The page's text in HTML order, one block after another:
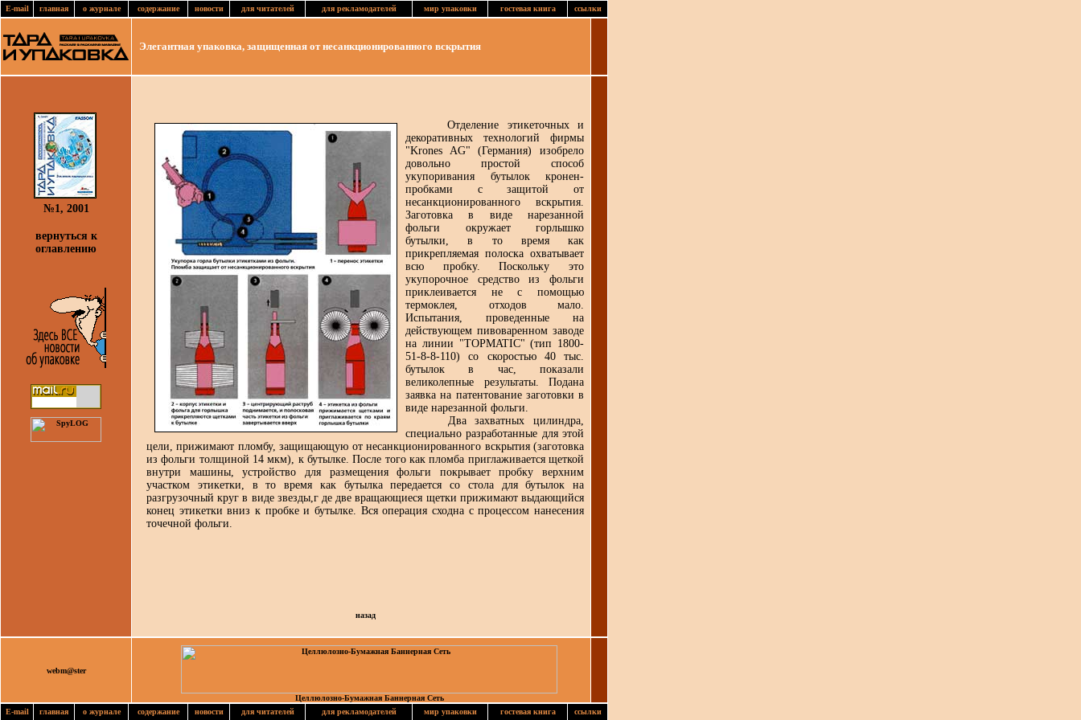
E-mail главная о журнале содержание новости для читателей для рекламодателей мир упаковки гостевая книга ссылки
Элегантная упаковка, защищенная от несанкционированного вскрытия
№1, 2001
вернуться к
оглавлению
Отделение этикеточных и
декоративных технологий фирмы
"Krones AG" (Германия) изобрело
довольно простой способ
укупоривания бутылок кронен-
пробками с защитой от
несанкционированного вскрытия.
Заготовка в виде нарезанной
фольги окружает горлышко
бутылки, в то время как
прикрепляемая полоска охватывает
всю пробку. Поскольку это
укупорочное средство из фольги
приклеивается не с помощью
термоклея, отходов мало.
Испытания, проведенные на
действующем пивоваренном заводе
на линии "ТOPMATIC" (тип 1800-
51-8-8-110) со скоростью 40 тыс.
бутылок в час, показали
великолепные результаты. Подана
заявка на патентование заготовки в
виде нарезанной фольги.
Два захватных цилиндра,
специально разработанные для этой
цели, прижимают пломбу, защищающую от несанкционированного вскрытия (заготовка
из фольги толщиной 14 мкм), к бутылке. После того как пломба приглаживается щеткой
внутри машины, устройство для размещения фольги покрывает пробку верхним
участком этикетки, в то время как бутылка передается со стола для бутылок на
разгрузочный круг в виде звезды,г де две вращающиеся щетки прижимают выдающийся
конец этикетки вниз к пробке и бутылке. Вся операция сходна с процессом нанесения
точечной фольги.
назад
webm@ster
Целлюлозно-Бумажная Баннерная Сеть
E-mail
главная о журнале содержание новости для читателей для рекламодателей мир упаковки гостевая книга ссылки